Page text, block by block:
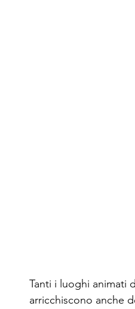
Tanti i luoghi animati
arricchiscono anche